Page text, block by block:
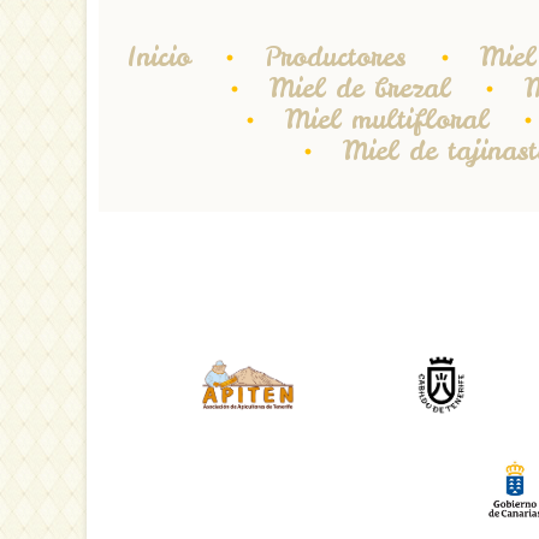
Inicio Productores Miel
Miel de brezal
Miel multifloral
Miel de